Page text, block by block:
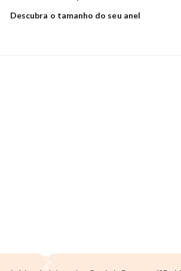
Descubra o tamanho do seu anel